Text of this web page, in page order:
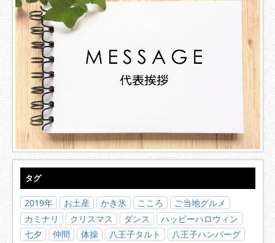
タグ
2019年 お土産 かき氷 こころ
ご当地グルメ
カミナリ
クリスマス ダンス
ハッピーハロウィン
七夕
仲間 体操 八王子タルト 八王子ハンバーグ